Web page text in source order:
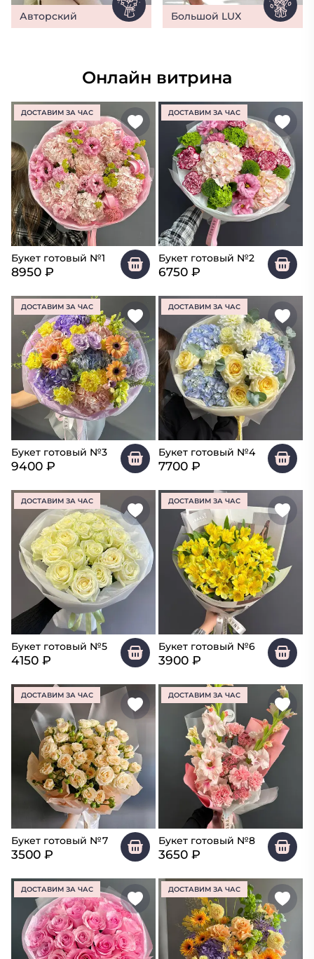
Авторский Большой LUX
Онлайн витрина
ДОСТАВИМ ЗА ЧАС
Букет готовый №1
8950 ₽
ДОСТАВИМ ЗА ЧАС
Букет готовый №2
6750 ₽
ДОСТАВИМ ЗА ЧАС
Букет готовый №3
9400 ₽
ДОСТАВИМ ЗА ЧАС
Букет готовый №4
7700 ₽
ДОСТАВИМ ЗА ЧАС
Букет готовый №5
4150 ₽
ДОСТАВИМ ЗА ЧАС
Букет готовый №6
3900 ₽
ДОСТАВИМ ЗА ЧАС
Букет готовый №7
3500 ₽
ДОСТАВИМ ЗА ЧАС
Букет готовый №8
3650 ₽
ДОСТАВИМ ЗА ЧАС ДОСТАВИМ ЗА ЧАС